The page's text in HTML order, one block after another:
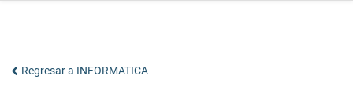
Regresar a INFORMATICA